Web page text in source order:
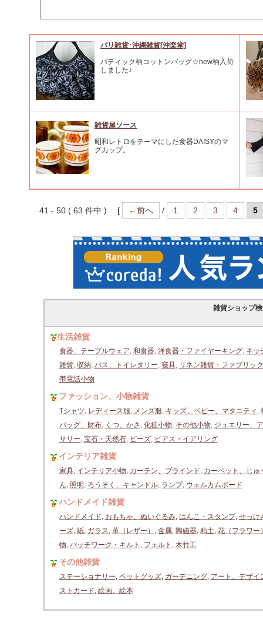
バリ雑貨･沖縄雑貨[沖楽堂]
バティック柄コットンバッグ☆new柄入荷
しました♪
雑貨屋ソース
昭和レトロをテーマにした食器DAISYのマ
グカップ。
41 - 50 ( 63 件中 ) [ ←前へ / 1 2 3 4 5
雑貨ショップ
生活雑貨
食器、テーブルウェア, 和食器, 洋食器・ファイヤーキング, キッ
雑貨, 収納, バス、トイレタリー, 寝具, リネン雑貨・ファブリック
帯電話小物
ファッション、小物雑貨
Tシャツ, レディース服, メンズ服, キッズ、ベビー、マタニティ ,
バッグ、財布, くつ、かさ , 化粧小物, その他小物, ジュエリー、
サリー, 宝石・天然石, ビーズ, ピアス・イアリング
インテリア雑貨
家具, インテリア小物, カーテン、ブラインド, カーペット、じゅ
ん, 照明 , ろうそく、キャンドル, ランプ, ウェルカムボード
ハンドメイド雑貨
ハンドメイド, おもちゃ、ぬいぐるみ, はんこ・スタンプ, せっけ
ーズ, 紙, ガラス, 革（レザー） , 金属, 陶磁器, 粘土, 花（フラワー
物, パッチワーク・キルト , フェルト , 木竹工
その他雑貨
ステーショナリー, ペットグッズ, ガーデニング, アート、デザイ
ストカード, 絵画、絵本